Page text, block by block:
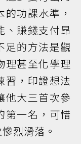
功課水準，
、賺錢支付昂
足的方法是觀
理甚至化學理
習，印證想法
他大三首次參
第一名，可惜
烈滑落。